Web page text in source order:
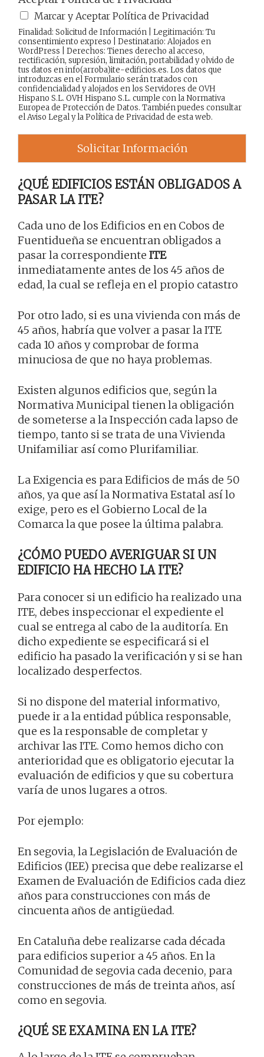
Marcar y Aceptar Política de Privacidad
Finalidad: Solicitud de Información | Legitimación: Tu
consentimiento expreso | Destinatario: Alojados en
WordPress | Derechos: Tienes derecho al acceso,
rectificación, supresión, limitación, portabilidad y olvido de
tus datos en info(arroba)ite-edificios.es. Los datos que
introduzcas en el Formulario serán tratados con
confidencialidad y alojados en los Servidores de OVH
Hispano S.L. OVH Hispano S.L. cumple con la Normativa
Europea de Protección de Datos. También puedes consultar
elAviso Legaly laPolítica de Privacidadde esta web.
Solicitar Información
¿QUÉ EDIFICIOS ESTÁN OBLIGADOS A
PASAR LA ITE?
Cada uno de los Edificios en en Cobos de
Fuentidueña se encuentran obligados a
pasar la correspondiente ITE
inmediatamente antes de los 45 años de
edad, la cual se refleja en el propio catastro
Por otro lado, si es una vivienda con más de
45 años, habría que volver a pasar la ITE
cada 10 años y comprobar de forma
minuciosa de que no haya problemas.
Existen algunos edificios que, según la
Normativa Municipal tienen la obligación
de someterse a la Inspección cada lapso de
tiempo, tanto si se trata de una Vivienda
Unifamiliar así como Plurifamiliar.
La Exigencia es para Edificios de más de 50
años, ya que así la Normativa Estatal así lo
exige, pero es el Gobierno Local de la
Comarca la que posee la última palabra.
¿CÓMO PUEDO AVERIGUAR SI UN
EDIFICIO HA HECHO LA ITE?
Para conocer si un edificio ha realizado una
ITE, debes inspeccionar el expediente el
cual se entrega al cabo de la auditoría. En
dicho expediente se especificará si el
edificio ha pasado la verificación y si se han
localizado desperfectos.
Si no dispone del material informativo,
puede ir a la entidad pública responsable,
que es la responsable de completar y
archivar las ITE. Como hemos dicho con
anterioridad que es obligatorio ejecutar la
evaluación de edificios y que su cobertura
varía de unos lugares a otros.
Por ejemplo:
En segovia, la Legislación de Evaluación de
Edificios (IEE) precisa que debe realizarse el
Examen de Evaluación de Edificios cada diez
años para construcciones con más de
cincuenta años de antigüedad.
En Cataluña debe realizarse cada década
para edificios superior a 45 años. En la
Comunidad de segovia cada decenio, para
construcciones de más de treinta años, así
como en segovia.
¿QUÉ SE EXAMINA EN LA ITE?